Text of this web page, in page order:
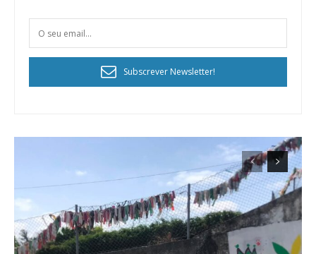
Subscrever Newsletter!